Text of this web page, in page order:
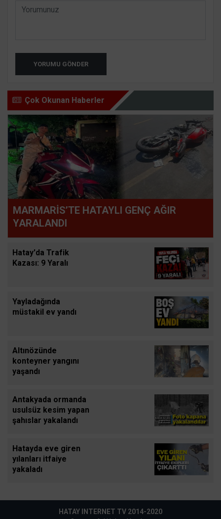
YORUMU GÖNDER
Çok Okunan Haberler
MARMARİS’TE HATAYLI GENÇ AĞIR
YARALANDI
Hatay'da Trafik
Kazası: 9 Yaralı
Yayladağında
müstakil ev yandı
Altınözünde
konteyner yangını
yaşandı
Antakyada ormanda
usulsüz kesim yapan
şahıslar yakalandı
Hatayda eve giren
yılanları itfaiye
yakaladı
HATAY INTERNET TV 2014-2020